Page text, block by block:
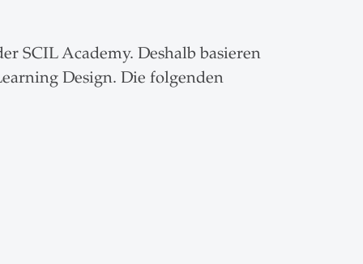
SCIL Academy. Deshalb basieren
Design. Die folgenden